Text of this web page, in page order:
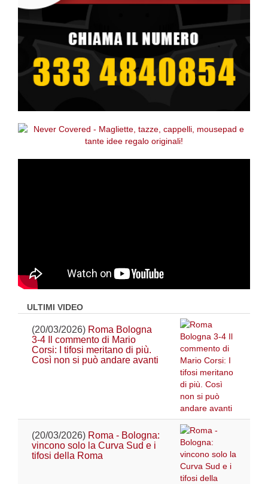
ULTIMI VIDEO
(20/03/2026) Roma Bologna
3-4 Il commento di Mario
Corsi: I tifosi meritano di più.
Così non si può andare avanti
(20/03/2026) Roma - Bologna:
vincono solo la Curva Sud e i
tifosi della Roma